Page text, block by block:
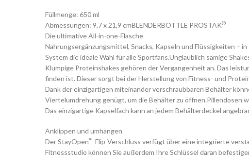
Füllmenge: 650 ml
Abmessungen: 9,7 x 21,9 cmBLENDERBOTTLE PROSTAK®
Die ultimative All-in-one-Flasche
Nahrungsergänzungsmittel, Snacks, Kapseln und Flüssigkeiten –
System die ideale Wahl für alle Sportfans.Unglaublich sämige
Klumpige Proteinshakes gehören der Vergangenheit an. Das
finden ist. Dieser sorgt bei der Herstellung von Fitness- und
Dank der einzigartigen miteinander verschraubbaren Behälter
Viertelumdrehung genügt, um die Behälter zu öffnen.Pillendosen
Das einzigartige Kapselfach kann an jedem Behälterdeckel
Anklippen und umhängen
Der StayOpen™-Flip-Verschluss verfügt über eine integrierte
Fitnessstudio können Sie außerdem Ihre Schlüssel daran